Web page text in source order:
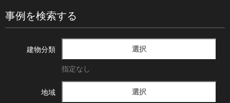
事例を検索する
建物分類 選択
指定なし
地域 選択